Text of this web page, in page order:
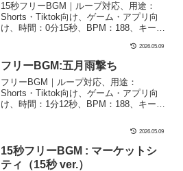
15秒フリーBGM｜ループ対応、用途：
Shorts・Tiktok向け、ゲーム・アプリ向
け、時間：0分15秒、BPM：188、キー：
カットピアノ｜15秒BGM第44弾！リリー
スカットピアノをハイテンポに弾幕みた
いに鳴らしてみました！バトルやカオス
な動画展開のシーンにぴったり！
2026.05.09
フリーBGM:五月雨撃ち
フリーBGM｜ループ対応、用途：
Shorts・Tiktok向け、ゲーム・アプリ向
け、時間：1分12秒、BPM：188、キー：
カットピアノ｜リリースカットピアノを
ハイテンポに弾幕みたいに鳴らしてみま
した！バトルやカオスな動画展開のシー
ンにぴったり！
2026.05.09
15秒フリーBGM : マーケットシ
ティ（15秒 ver.）